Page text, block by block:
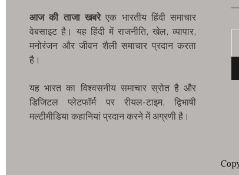
आज की ताजा खबरेएक भारतीय हिंदी समाचार
वेबसाइट है। यह हिंदी में राजनीति, खेल, व्यापार,
मनोरंजन और जीवन शैली समाचार प्रदान करता
है।
यह भारत का विश्वसनीय समाचार स्रोत है और
डिजिटल प्लेटफॉर्म पर रीयल-टाइम, द्विभाषी
मल्टीमीडिया कहानियां प्रदान करने में अग्रणी है।